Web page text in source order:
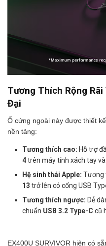
Tương Thích Rộng
Đại
Ổ cứng ngoài này được thiết
nền tảng:
Tương thích cao: Hỗ trợ
4trên máy tính xách tay và
Hệ sinh thái Apple: Tương
13 trở lên có cổng USB
Tương thích ngược: Dễ
chuẩn USB 3.2 Type-C cũ
EX400U SURVIVOR hiện có